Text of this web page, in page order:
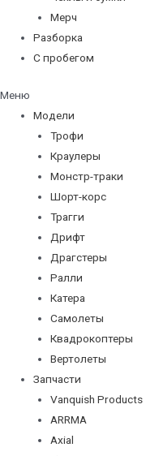
Мерч
Разборка
С пробегом
Меню
Модели
Трофи
Краулеры
Монстр-траки
Шорт-корс
Трагги
Дрифт
Драгстеры
Ралли
Катера
Самолеты
Квадрокоптеры
Вертолеты
Запчасти
Vanquish Products
ARRMA
Axial